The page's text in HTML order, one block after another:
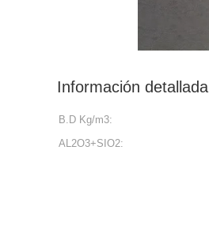
Información detallada
B.D Kg/m3:
AL2O3+SIO2: